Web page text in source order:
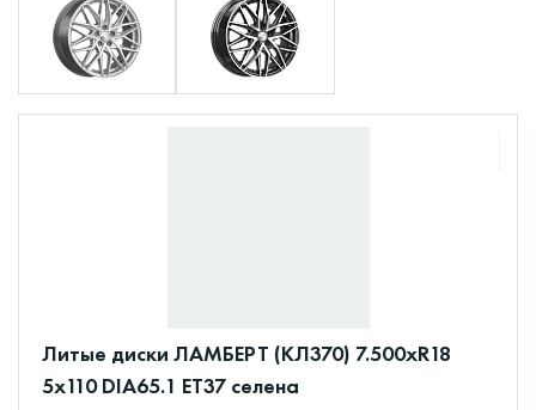
Литые диски ЛАМБЕРТ (КЛ370) 7.500xR18
5x110 DIA65.1 ET37 селена